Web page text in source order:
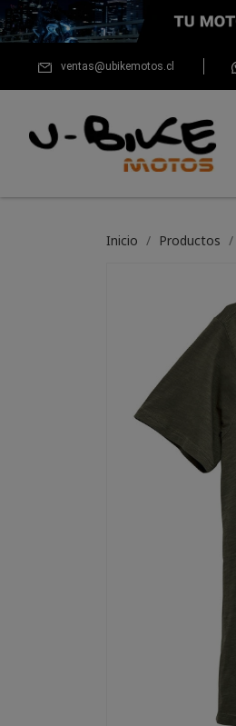
ventas@ubikemotos.cl
Inicio Productos